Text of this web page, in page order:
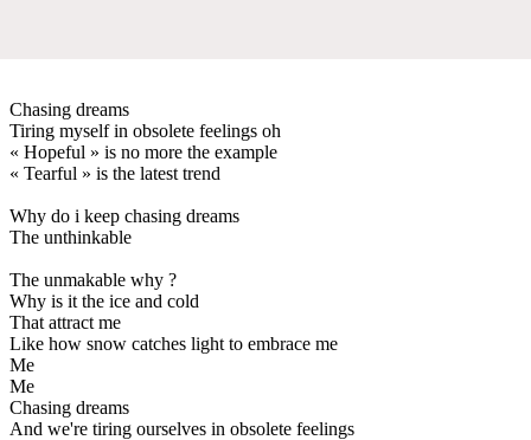
Chasing dreams
Tiring myself in obsolete feelings oh
« Hopeful » is no more the example
« Tearful » is the latest trend
Why do i keep chasing dreams
The unthinkable
The unmakable why ?
Why is it the ice and cold
That attract me
Like how snow catches light to embrace me
Me
Me
Chasing dreams
And we're tiring ourselves in obsolete feelings